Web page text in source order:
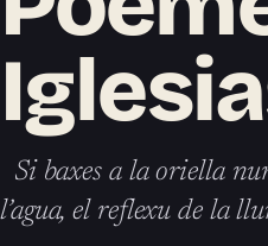
Si baxes a la oriella
l’agua, el reflexu de la